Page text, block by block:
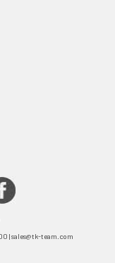
| sales@tk-team.com